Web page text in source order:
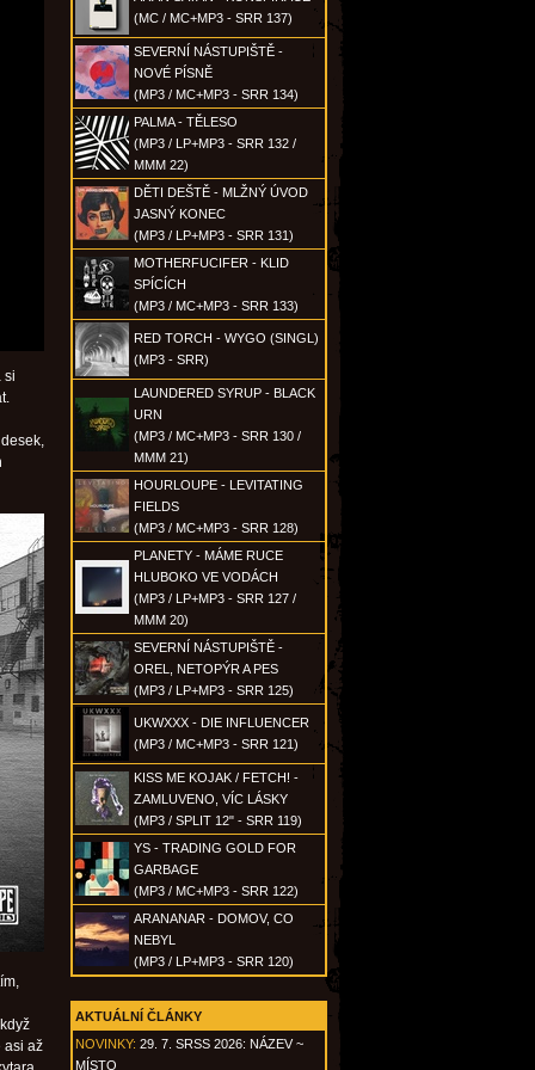
(MC / MC+MP3 - SRR 137)
SEVERNÍ NÁSTUPIŠTĚ -
NOVÉ PÍSNĚ
(MP3 / MC+MP3 - SRR 134)
PALMA - TĚLESO
(MP3 / LP+MP3 - SRR 132 /
MMM 22)
DĚTI DEŠTĚ - MLŽNÝ ÚVOD
JASNÝ KONEC
(MP3 / LP+MP3 - SRR 131)
MOTHERFUCIFER - KLID
SPÍCÍCH
(MP3 / MC+MP3 - SRR 133)
RED TORCH - WYGO (SINGL)
(MP3 - SRR)
LAUNDERED SYRUP - BLACK
URN
(MP3 / MC+MP3 - SRR 130 /
MMM 21)
HOURLOUPE - LEVITATING
FIELDS
(MP3 / MC+MP3 - SRR 128)
PLANETY - MÁME RUCE
HLUBOKO VE VODÁCH
(MP3 / LP+MP3 - SRR 127 /
MMM 20)
SEVERNÍ NÁSTUPIŠTĚ -
OREL, NETOPÝR A PES
(MP3 / LP+MP3 - SRR 125)
UKWXXX - DIE INFLUENCER
(MP3 / MC+MP3 - SRR 121)
KISS ME KOJAK / FETCH! -
ZAMLUVENO, VÍC LÁSKY
(MP3 / SPLIT 12" - SRR 119)
YS - TRADING GOLD FOR
GARBAGE
(MP3 / MC+MP3 - SRR 122)
ARANANAR - DOMOV, CO
NEBYL
(MP3 / LP+MP3 - SRR 120)
AKTUÁLNÍ ČLÁNKY
NOVINKY: 29. 7. SRSS 2026: NÁZEV ~
MÍSTO
si
asi až